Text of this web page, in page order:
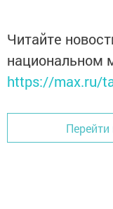
Читайте
национальном
https://max.ru/
Перейти